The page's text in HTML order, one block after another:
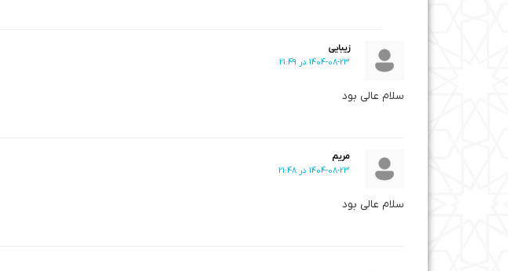
زیبایی
1404-08-23 در 21:49
سلام عالی بود
مریم
1404-08-23 در 21:48
سلام عالی بود